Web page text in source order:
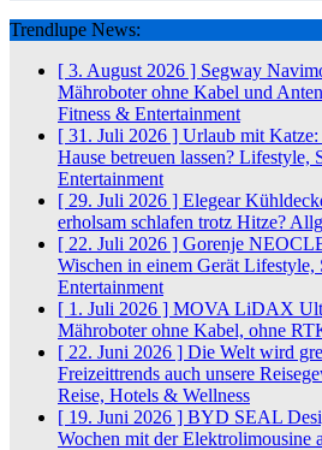
Trendlupe News:
[ 3. August 2026 ] Segway
Mähroboter ohne Kabel und
Fitness & Entertainment
[ 31. Juli 2026 ] Urlaub mit
Hause betreuen lassen? Lifestyle,
Entertainment
[ 29. Juli 2026 ] Elegear
erholsam schlafen trotz Hitze?
[ 22. Juli 2026 ] Gorenje
Wischen in einem Gerät Lifestyle,
Entertainment
[ 1. Juli 2026 ] MOVA LiDAX
Mähroboter ohne Kabel, ohne
[ 22. Juni 2026 ] Die Welt wird
Freizeittrends auch unsere
Reise, Hotels & Wellness
[ 19. Juni 2026 ] BYD SEAL
Wochen mit der Elektrolimousine